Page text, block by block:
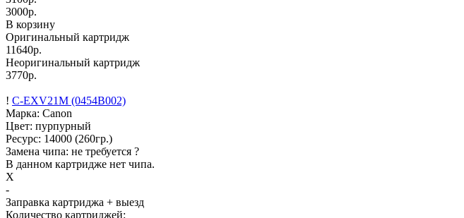
3000р.
В корзину
Оригинальный картридж
11640р.
Неоригинальный картридж
3770р.
! C-EXV21M (0454B002)
Марка: Canon
Цвет: пурпурный
Ресурс: 14000 (260гр.)
Замена чипа: не требуется ?
В данном картридже нет чипа.
X
-
Заправка картриджа + выезд
Количество картриджей: